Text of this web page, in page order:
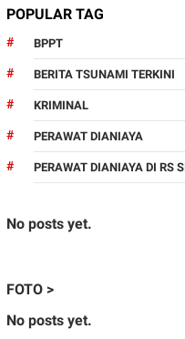
POPULAR TAG
BPPT
BERITA TSUNAMI TERKINI
KRIMINAL
PERAWAT DIANIAYA
PERAWAT DIANIAYA DI RS
No posts yet.
FOTO >
No posts yet.